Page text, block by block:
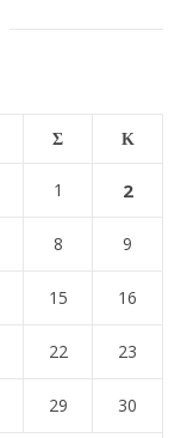
Σ Κ
1 2
8 9
15 16
22 23
29 30